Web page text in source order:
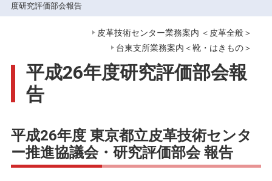
度研究評価部会報告
皮革技術センター業務案内 ＜皮革全般＞
台東支所業務案内＜靴・はきもの＞
平成26年度研究評価部会報
告
平成26年度 東京都立皮革技術センタ
ー推進協議会・研究評価部会 報告